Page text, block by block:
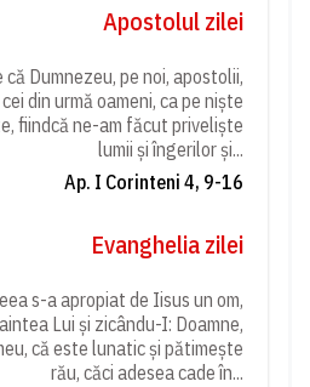
Apostolul zilei
că Dumnezeu, pe noi, apostolii,
din urmă oameni, ca pe niște
fiindcă ne-am făcut priveliște
lumii și îngerilor și...
Ap. I Corinteni 4, 9-16
Evanghelia zilei
s-a apropiat de Iisus un om,
Lui și zicându-I: Doamne,
că este lunatic și pătimește
rău, căci adesea cade în...